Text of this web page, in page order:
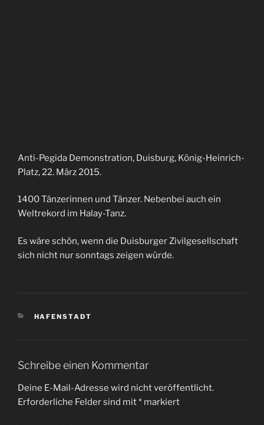
Anti-Pegida Demonstration, Duisburg, König-Heinrich-
Platz, 22. März 2015.
1400 Tänzerinnen und Tänzer. Nebenbei auch ein
Weltrekord im Halay-Tanz.
Es wäre schön, wenn die Duisburger Zivilgesellschaft
sich nicht nur sonntags zeigen würde.
KATEGORIEN
HAFENSTADT
Schreibe einen Kommentar
Deine E-Mail-Adresse wird nicht veröffentlicht.
Erforderliche Felder sind mit* markiert